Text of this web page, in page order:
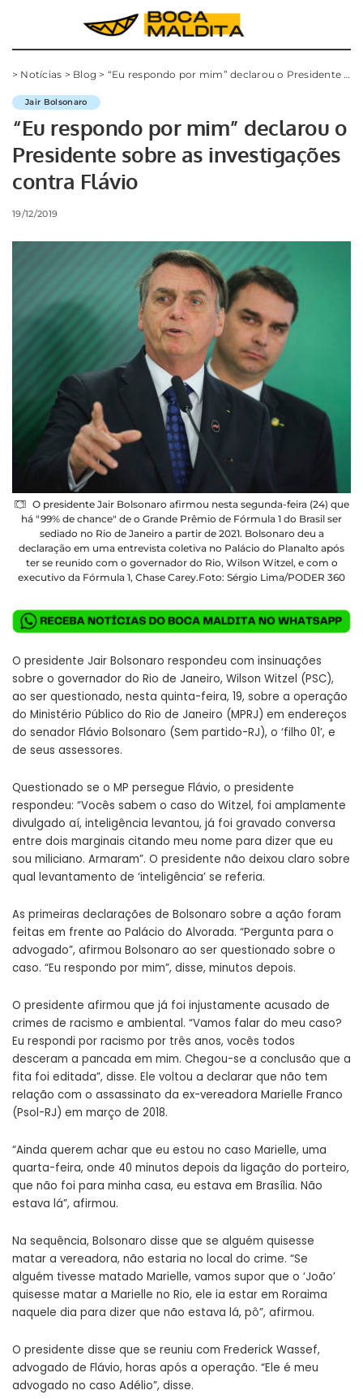
> Notícias > Blog > “Eu respondo por mim” declarou o Presidente sobre as investigações contra Flávio
Jair Bolsonaro
“Eu respondo por mim” declarou o
Presidente sobre as investigações
contra Flávio
19/12/2019
O presidente Jair Bolsonaro afirmou nesta segunda-feira (24) que
há "99% de chance" de o Grande Prêmio de Fórmula 1 do Brasil ser
sediado no Rio de Janeiro a partir de 2021. Bolsonaro deu a
declaração em uma entrevista coletiva no Palácio do Planalto após
ter se reunido com o governador do Rio, Wilson Witzel, e com o
executivo da Fórmula 1, Chase Carey.Foto: Sérgio Lima/PODER 360
O presidente Jair Bolsonaro respondeu com insinuações
sobre o governador do Rio de Janeiro, Wilson Witzel (PSC),
ao ser questionado, nesta quinta-feira, 19, sobre a operação
do Ministério Público do Rio de Janeiro (MPRJ) em endereços
do senador Flávio Bolsonaro (Sem partido-RJ), o ‘filho 01’, e
de seus assessores.
Questionado se o MP persegue Flávio, o presidente
respondeu: “Vocês sabem o caso do Witzel, foi amplamente
divulgado aí, inteligência levantou, já foi gravado conversa
entre dois marginais citando meu nome para dizer que eu
sou miliciano. Armaram”. O presidente não deixou claro sobre
qual levantamento de ‘inteligência’ se referia.
As primeiras declarações de Bolsonaro sobre a ação foram
feitas em frente ao Palácio do Alvorada. “Pergunta para o
advogado”, afirmou Bolsonaro ao ser questionado sobre o
caso. “Eu respondo por mim”, disse, minutos depois.
O presidente afirmou que já foi injustamente acusado de
crimes de racismo e ambiental. “Vamos falar do meu caso?
Eu respondi por racismo por três anos, vocês todos
desceram a pancada em mim. Chegou-se a conclusão que a
fita foi editada”, disse. Ele voltou a declarar que não tem
relação com o assassinato da ex-vereadora Marielle Franco
(Psol-RJ) em março de 2018.
“Ainda querem achar que eu estou no caso Marielle, uma
quarta-feira, onde 40 minutos depois da ligação do porteiro,
que não foi para minha casa, eu estava em Brasília. Não
estava lá”, afirmou.
Na sequência, Bolsonaro disse que se alguém quisesse
matar a vereadora, não estaria no local do crime. “Se
alguém tivesse matado Marielle, vamos supor que o ‘João’
quisesse matar a Marielle no Rio, ele ia estar em Roraima
naquele dia para dizer que não estava lá, pô”, afirmou.
O presidente disse que se reuniu com Frederick Wassef,
advogado de Flávio, horas após a operação. “Ele é meu
advogado no caso Adélio”, disse.